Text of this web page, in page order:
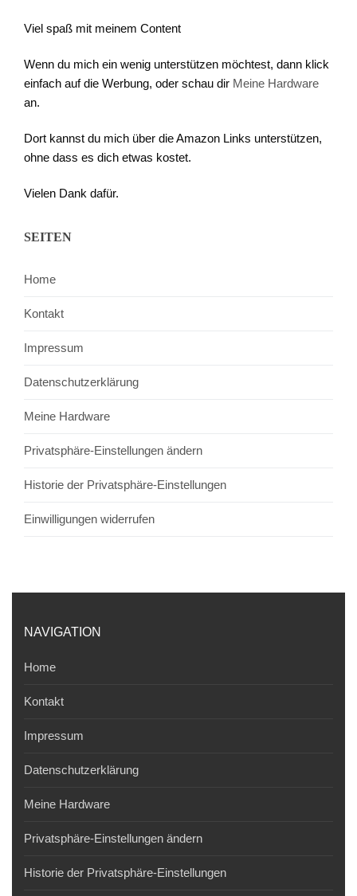
Viel spaß mit meinem Content
Wenn du mich ein wenig unterstützen möchtest, dann klick
einfach auf die Werbung, oder schau dir Meine Hardware
an.
Dort kannst du mich über die Amazon Links unterstützen,
ohne dass es dich etwas kostet.
Vielen Dank dafür.
SEITEN
Home
Kontakt
Impressum
Datenschutzerklärung
Meine Hardware
Privatsphäre-Einstellungen ändern
Historie der Privatsphäre-Einstellungen
Einwilligungen widerrufen
NAVIGATION
Home
Kontakt
Impressum
Datenschutzerklärung
Meine Hardware
Privatsphäre-Einstellungen ändern
Historie der Privatsphäre-Einstellungen